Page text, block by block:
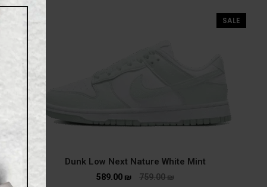
SALE
Dunk Low Next Nature White Mint
759.00₪
589.00 ₪
MODULE